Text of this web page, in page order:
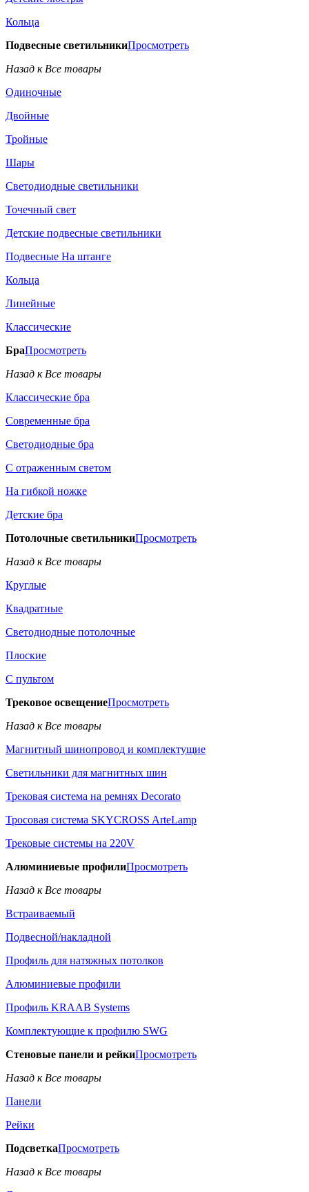
Кольца
Подвесные светильникиПросмотреть
Назад к Все товары
Одиночные
Двойные
Тройные
Шары
Светодиодные светильники
Точечный свет
Детские подвесные светильники
Подвесные На штанге
Кольца
Линейные
Классические
БраПросмотреть
Назад к Все товары
Классические бра
Современные бра
Светодиодные бра
С отраженным светом
На гибкой ножке
Детские бра
Потолочные светильникиПросмотреть
Назад к Все товары
Круглые
Квадратные
Светодиодные потолочные
Плоские
С пультом
Трековое освещениеПросмотреть
Назад к Все товары
Магнитный шинопровод и комплектущие
Светильники для магнитных шин
Трековая система на ремнях Decorato
Тросовая система SKYCROSS ArteLamp
Трековые системы на 220V
Алюминиевые профилиПросмотреть
Назад к Все товары
Встраиваемый
Подвесной/накладной
Профиль для натяжных потолков
Алюминиевые профили
Профиль KRAAB Systems
Комплектующие к профилю SWG
Стеновые панели и рейкиПросмотреть
Назад к Все товары
Панели
Рейки
ПодсветкаПросмотреть
Назад к Все товары